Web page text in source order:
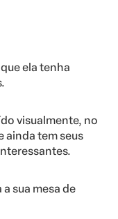
ela tenha
visualmente, no
ainda tem seus
sua mesa de